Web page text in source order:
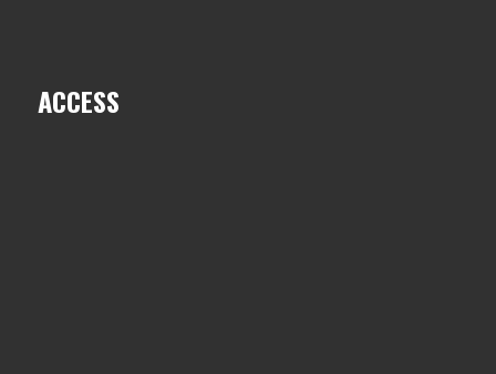
ACCESS